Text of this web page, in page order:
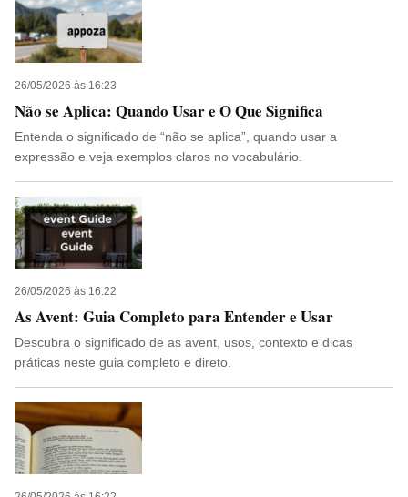
26/05/2026 às 16:23
Não se Aplica: Quando Usar e O Que Significa
Entenda o significado de “não se aplica”, quando usar a
expressão e veja exemplos claros no vocabulário.
26/05/2026 às 16:22
As Avent: Guia Completo para Entender e Usar
Descubra o significado de as avent, usos, contexto e dicas
práticas neste guia completo e direto.